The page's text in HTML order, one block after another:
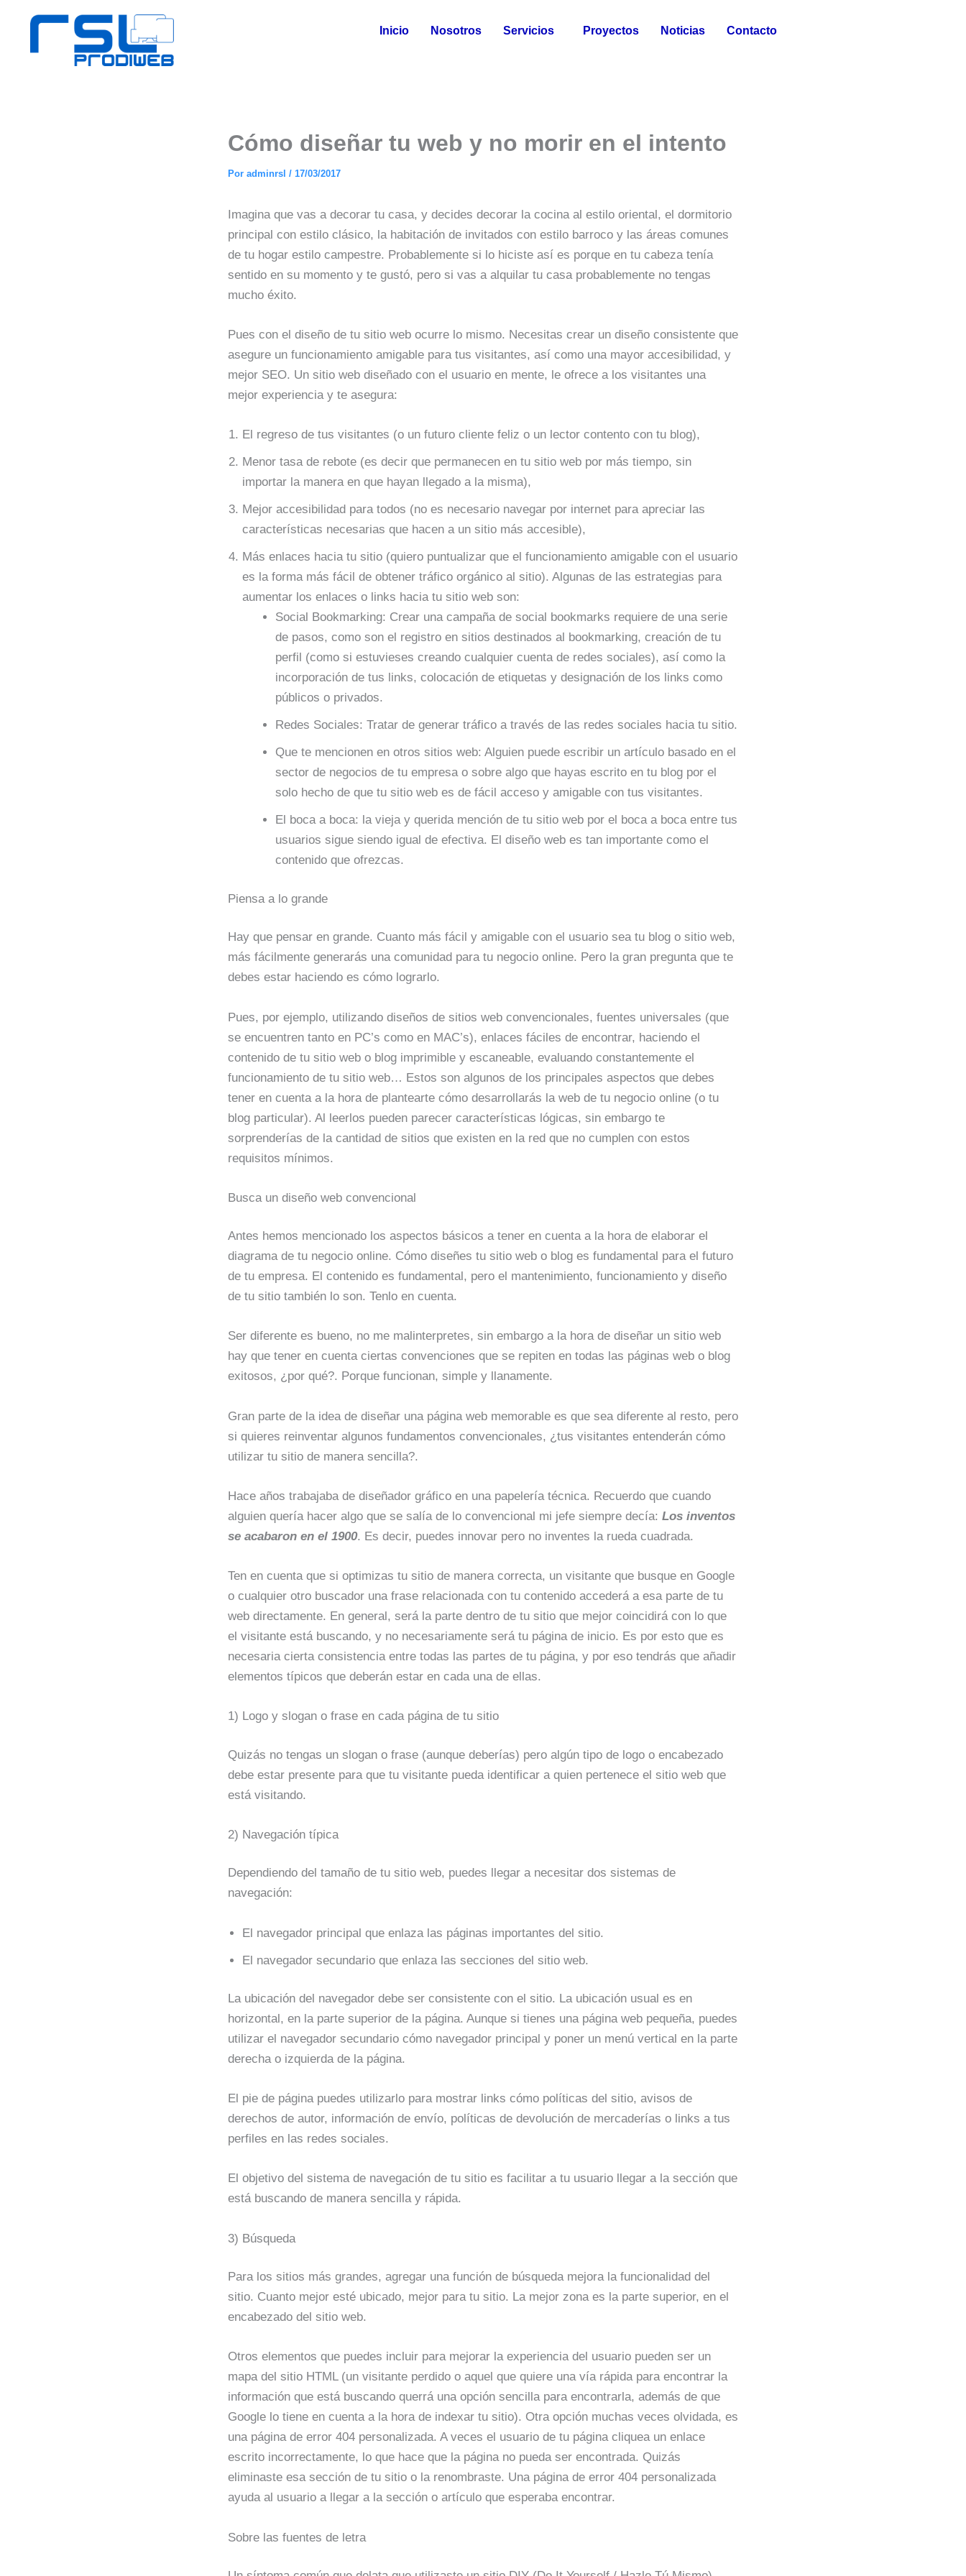
contenido
Inicio Nosotros Servicios Proyectos Noticias Contacto
Cómo diseñar tu web y no morir en el intento
Por adminrsl / 17/03/2017
Imagina que vas a decorar tu casa, y decides decorar la cocina al estilo oriental, el dormitorio
principal con estilo clásico, la habitación de invitados con estilo barroco y las áreas comunes
de tu hogar estilo campestre. Probablemente si lo hiciste así es porque en tu cabeza tenía
sentido en su momento y te gustó, pero si vas a alquilar tu casa probablemente no tengas
mucho éxito.
Pues con el diseño de tu sitio web ocurre lo mismo. Necesitas crear un diseño consistente que
asegure un funcionamiento amigable para tus visitantes, así como una mayor accesibilidad, y
mejor SEO. Un sitio web diseñado con el usuario en mente, le ofrece a los visitantes una
mejor experiencia y te asegura:
El regreso de tus visitantes (o un futuro cliente feliz o un lector contento con tu blog),
Menor tasa de rebote (es decir que permanecen en tu sitio web por más tiempo, sin
importar la manera en que hayan llegado a la misma),
Mejor accesibilidad para todos (no es necesario navegar por internet para apreciar las
características necesarias que hacen a un sitio más accesible),
Más enlaces hacia tu sitio (quiero puntualizar que el funcionamiento amigable con el usuario
es la forma más fácil de obtener tráfico orgánico al sitio). Algunas de las estrategias para
aumentar los enlaces o links hacia tu sitio web son:
Social Bookmarking: Crear una campaña de social bookmarks requiere de una serie
de pasos, como son el registro en sitios destinados al bookmarking, creación de tu
perfil (como si estuvieses creando cualquier cuenta de redes sociales), así como la
incorporación de tus links, colocación de etiquetas y designación de los links como
públicos o privados.
Redes Sociales: Tratar de generar tráfico a través de las redes sociales hacia tu sitio.
Que te mencionen en otros sitios web: Alguien puede escribir un artículo basado en el
sector de negocios de tu empresa o sobre algo que hayas escrito en tu blog por el
solo hecho de que tu sitio web es de fácil acceso y amigable con tus visitantes.
El boca a boca: la vieja y querida mención de tu sitio web por el boca a boca entre tus
usuarios sigue siendo igual de efectiva. El diseño web es tan importante como el
contenido que ofrezcas.
Piensa a lo grande
Hay que pensar en grande. Cuanto más fácil y amigable con el usuario sea tu blog o sitio web,
más fácilmente generarás una comunidad para tu negocio online. Pero la gran pregunta que te
debes estar haciendo es cómo lograrlo.
Pues, por ejemplo, utilizando diseños de sitios web convencionales, fuentes universales (que
se encuentren tanto en PC’s como en MAC’s), enlaces fáciles de encontrar, haciendo el
contenido de tu sitio web o blog imprimible y escaneable, evaluando constantemente el
funcionamiento de tu sitio web… Estos son algunos de los principales aspectos que debes
tener en cuenta a la hora de plantearte cómo desarrollarás la web de tu negocio online (o tu
blog particular). Al leerlos pueden parecer características lógicas, sin embargo te
sorprenderías de la cantidad de sitios que existen en la red que no cumplen con estos
requisitos mínimos.
Busca un diseño web convencional
Antes hemos mencionado los aspectos básicos a tener en cuenta a la hora de elaborar el
diagrama de tu negocio online. Cómo diseñes tu sitio web o blog es fundamental para el futuro
de tu empresa. El contenido es fundamental, pero el mantenimiento, funcionamiento y diseño
de tu sitio también lo son. Tenlo en cuenta.
Ser diferente es bueno, no me malinterpretes, sin embargo a la hora de diseñar un sitio web
hay que tener en cuenta ciertas convenciones que se repiten en todas las páginas web o blog
exitosos, ¿por qué?. Porque funcionan, simple y llanamente.
Gran parte de la idea de diseñar una página web memorable es que sea diferente al resto, pero
si quieres reinventar algunos fundamentos convencionales, ¿tus visitantes entenderán cómo
utilizar tu sitio de manera sencilla?.
Hace años trabajaba de diseñador gráfico en una papelería técnica. Recuerdo que cuando
alguien quería hacer algo que se salía de lo convencional mi jefe siempre decía: Los inventos
se acabaron en el 1900. Es decir, puedes innovar pero no inventes la rueda cuadrada.
Ten en cuenta que si optimizas tu sitio de manera correcta, un visitante que busque en Google
o cualquier otro buscador una frase relacionada con tu contenido accederá a esa parte de tu
web directamente. En general, será la parte dentro de tu sitio que mejor coincidirá con lo que
el visitante está buscando, y no necesariamente será tu página de inicio. Es por esto que es
necesaria cierta consistencia entre todas las partes de tu página, y por eso tendrás que añadir
elementos típicos que deberán estar en cada una de ellas.
1) Logo y slogan o frase en cada página de tu sitio
Quizás no tengas un slogan o frase (aunque deberías) pero algún tipo de logo o encabezado
debe estar presente para que tu visitante pueda identificar a quien pertenece el sitio web que
está visitando.
2) Navegación típica
Dependiendo del tamaño de tu sitio web, puedes llegar a necesitar dos sistemas de
navegación:
El navegador principal que enlaza las páginas importantes del sitio.
El navegador secundario que enlaza las secciones del sitio web.
La ubicación del navegador debe ser consistente con el sitio. La ubicación usual es en
horizontal, en la parte superior de la página. Aunque si tienes una página web pequeña, puedes
utilizar el navegador secundario cómo navegador principal y poner un menú vertical en la parte
derecha o izquierda de la página.
El pie de página puedes utilizarlo para mostrar links cómo políticas del sitio, avisos de
derechos de autor, información de envío, políticas de devolución de mercaderías o links a tus
perfiles en las redes sociales.
El objetivo del sistema de navegación de tu sitio es facilitar a tu usuario llegar a la sección que
está buscando de manera sencilla y rápida.
3) Búsqueda
Para los sitios más grandes, agregar una función de búsqueda mejora la funcionalidad del
sitio. Cuanto mejor esté ubicado, mejor para tu sitio. La mejor zona es la parte superior, en el
encabezado del sitio web.
Otros elementos que puedes incluir para mejorar la experiencia del usuario pueden ser un
mapa del sitio HTML (un visitante perdido o aquel que quiere una vía rápida para encontrar la
información que está buscando querrá una opción sencilla para encontrarla, además de que
Google lo tiene en cuenta a la hora de indexar tu sitio). Otra opción muchas veces olvidada, es
una página de error 404 personalizada. A veces el usuario de tu página cliquea un enlace
escrito incorrectamente, lo que hace que la página no pueda ser encontrada. Quizás
eliminaste esa sección de tu sitio o la renombraste. Una página de error 404 personalizada
ayuda al usuario a llegar a la sección o artículo que esperaba encontrar.
Sobre las fuentes de letra